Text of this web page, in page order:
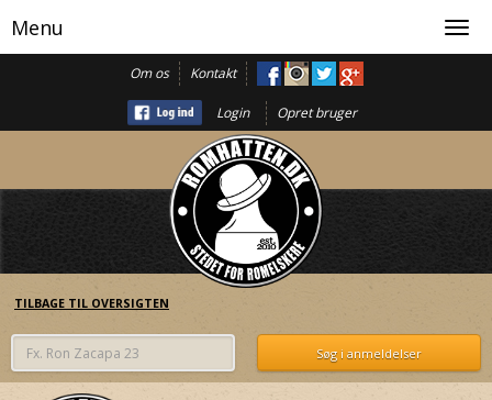
Om os Kontakt
Login Opret bruger
Menu
TILBAGE TIL OVERSIGTEN